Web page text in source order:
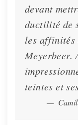
devant
ductilité de
les affinités
Meyerbeer.
teintes et
—